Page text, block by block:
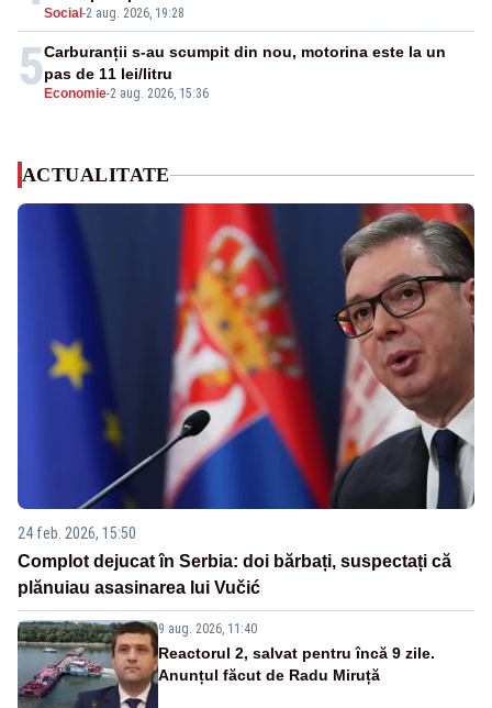
Social -2 aug. 2026, 19:28
5 Economie-2 aug. 2026, 15:36
Carburanții s-au scumpit din nou, motorina este la un
pas de 11 lei/litru
ACTUALITATE
24 feb. 2026, 15:50
Complot dejucat în Serbia: doi bărbați, suspectați că
plănuiau asasinarea lui Vučić
9 aug. 2026, 11:40
Reactorul 2, salvat pentru încă 9 zile.
Anunțul făcut de Radu Miruță